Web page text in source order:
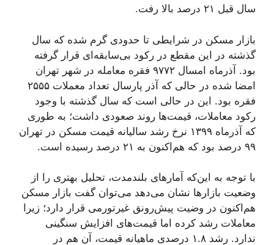
سال قبل ۲۱ درصد بالا رفت.
بازار مسکن در شرایطی تا حدودی گرم شده که سال
گذشته در این مقطع در رکود بی‌سابقه‌ای قرار گرفته
بود. آذرماه امسال ۹۷۷۲ فقره معامله در شهر تهران
امضا شده در حالی که آذر پارسال تعداد معملات ۲۵۵۵
فقره بود. این در حالی است که سال گذشته با وجود
رکود معاملات، قیمت‌ها روند صعودی داشت؛ به طوری
که آذرماه ۱۳۹۹ نرخ رشد سالیانه قیمت مسکن در تهران
۹۹ درصد بود که هم‌اکنون به ۲۱ درصد رسیده است.
با توجه به این‌که آمارهای بلندمدت، تحلیل بهتری را از
وضعیت بازارها نشان می‌دهد می‌توان گفت بازار مسکن
هم‌اکنون در وضیت پیش‌رونق غیرتورمی قرار دارد؛ زیرا
معاملات رشد کرده اما قیمت‌های افزایش سنگینی
ندارد. رشد ۱.۸ درصدی ماهیانه قیمت، آن هم در